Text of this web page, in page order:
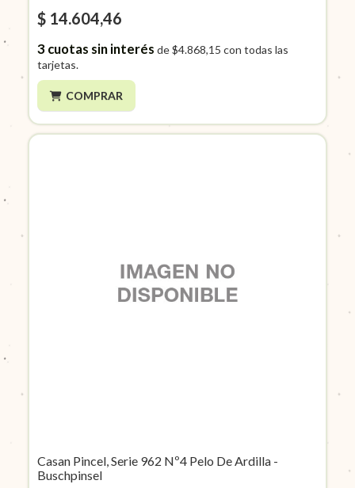
$ 14.604,46
3cuotas sin interés de$4.868,15 con todas las
tarjetas.
COMPRAR
Casan Pincel, Serie 962 Nº4 Pelo De Ardilla -
Buschpinsel